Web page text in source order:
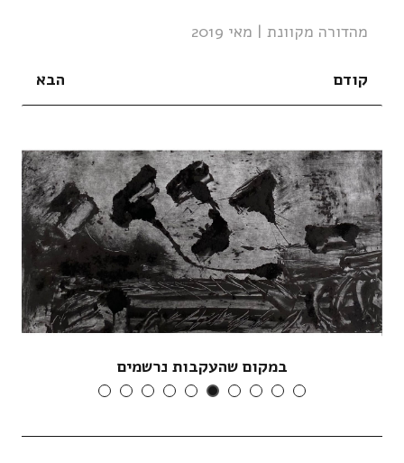
מהדורה מקוונת | מאי 2019
קודם הבא
במקום שהעקבות נרשמים